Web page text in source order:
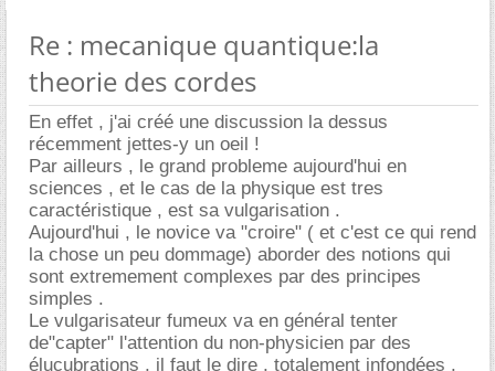
Re : mecanique quantique:la
theorie des cordes
En effet , j'ai créé une discussion la dessus
récemment jettes-y un oeil !
Par ailleurs , le grand probleme aujourd'hui en
sciences , et le cas de la physique est tres
caractéristique , est sa vulgarisation .
Aujourd'hui , le novice va "croire" ( et c'est ce qui rend
la chose un peu dommage) aborder des notions qui
sont extremement complexes par des principes
simples .
Le vulgarisateur fumeux va en général tenter
de"capter" l'attention du non-physicien par des
élucubrations , il faut le dire , totalement infondées .